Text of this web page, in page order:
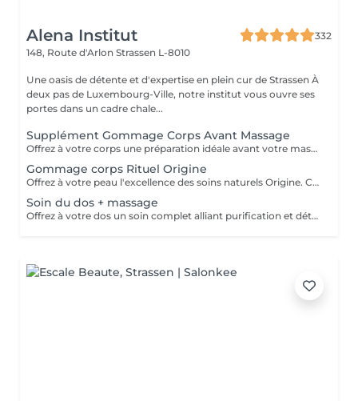
Alena Institut
332
148, Route d'Arlon Strassen L-8010
Une oasis de détente et d'expertise en plein cur de Strassen À
deux pas de Luxembourg-Ville, notre institut vous ouvre ses
portes dans un cadre chale...
Supplément Gommage Corps Avant Massage
Offrez à votre corps une préparation idéale avant votre massage grâce à notre gommage corps exfoliant. Ce soin permet d'éliminer en douceur les cellules mortes, d'affiner le grain de peau et de stimuler la circulation, afin de maximiser les bienfaits du massage. La peau est plus lisse, plus douce et absorbe mieux les huiles et actifs utilisés pendant le massage.
Gommage corps Rituel Origine
Offrez à votre peau l'excellence des soins naturels Origine. Ce gommage exfolie délicatement grâce à des textures raffinées et des ingrédients sélectionnés pour leur pureté. Il lisse le grain de peau, réveille l'éclat naturel et enveloppe le corps d'un parfum subtil et sensoriel. Un rituel d'exception qui laisse la peau incroyablement douce, soyeuse et lumineuse, prête à recevoir tous les bienfaits des soins suivants.
Soin du dos + massage
Offrez à votre dos un soin complet alliant purification et détente profonde. Ce rituel associe un nettoyage expert, une exfoliation raffinée et des manuvres relaxantes pour libérer les tensions. La peau est purifiée, douce et lumineuse, tandis que le corps retrouve une sensation de confort absolu. Un moment précieux qui allie efficacité et bien-être.